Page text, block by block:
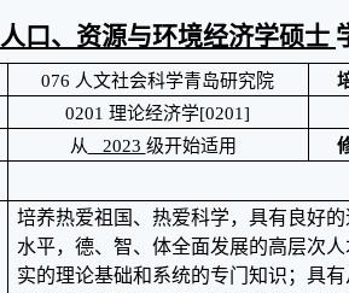
人口、资源与环境经济学硕士
076 人文社会科学青岛研究院
0201 理论经济学[0201]
从 2023 级开始适用
培养热爱祖国、热爱科学，具有良好
水平，德、智、体全面发展的高层次
实的理论基础和系统的专门知识；具